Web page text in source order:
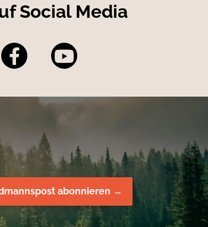
Social Media
abonnieren →